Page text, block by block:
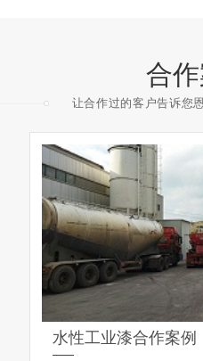
合作
让合作过的客户告诉您
合作案例